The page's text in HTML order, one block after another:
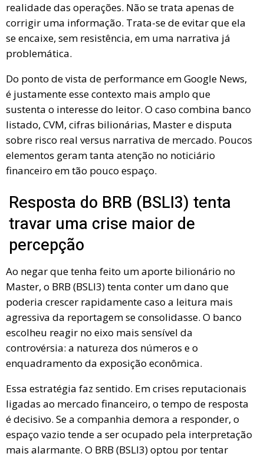
realidade das operações. Não se trata apenas de
corrigir uma informação. Trata-se de evitar que ela
se encaixe, sem resistência, em uma narrativa já
problemática.
Do ponto de vista de performance em Google News,
é justamente esse contexto mais amplo que
sustenta o interesse do leitor. O caso combina banco
listado, CVM, cifras bilionárias, Master e disputa
sobre risco real versus narrativa de mercado. Poucos
elementos geram tanta atenção no noticiário
financeiro em tão pouco espaço.
Resposta do BRB (BSLI3) tenta
travar uma crise maior de
percepção
Ao negar que tenha feito um aporte bilionário no
Master, o BRB (BSLI3) tenta conter um dano que
poderia crescer rapidamente caso a leitura mais
agressiva da reportagem se consolidasse. O banco
escolheu reagir no eixo mais sensível da
controvérsia: a natureza dos números e o
enquadramento da exposição econômica.
Essa estratégia faz sentido. Em crises reputacionais
ligadas ao mercado financeiro, o tempo de resposta
é decisivo. Se a companhia demora a responder, o
espaço vazio tende a ser ocupado pela interpretação
mais alarmante. O BRB (BSLI3) optou por tentar